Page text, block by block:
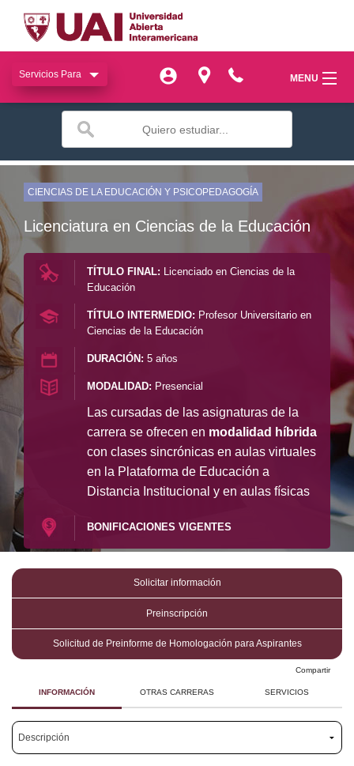
Servicios Para MENU
miUAI
SIAC
Facultades
Bienestar
Investigación
Docencia
Servicios Para MENU
SIAC
Facultades
Bienestar
Publicaciones
Investigación
CIENCIAS DE LA EDUCACIÓN Y PSICOPEDAGOGÍA
Licenciatura en Ciencias de la Educación
TÍTULO FINAL: Licenciado en Ciencias de la
Educación
TÍTULO INTERMEDIO: Profesor Universitario en
Ciencias de la Educación
DURACIÓN: 5 años
MODALIDAD: Presencial
Las cursadas de las asignaturas de la
carrera se ofrecen en modalidad híbrida
con clases sincrónicas en aulas virtuales
en la Plataforma de Educación a
Distancia Institucional y en aulas físicas
BONIFICACIONES VIGENTES
Solicitar información
Preinscripción
Solicitud de Preinforme de Homologación para Aspirantes
Compartir
INFORMACIÓN OTRAS CARRERAS SERVICIOS